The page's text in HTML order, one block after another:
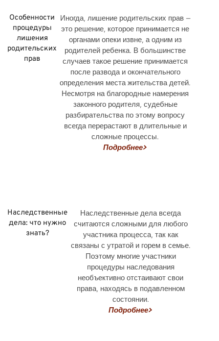
Особенности
процедуры
лишения
родительских
прав
Иногда, лишение родительских прав —
это решение, которое принимается не
органами опеки извне, а одним из
родителей ребенка. В большинстве
случаев такое решение принимается
после развода и окончательного
определения места жительства детей.
Несмотря на благородные намерения
законного родителя, судебные
разбирательства по этому вопросу
всегда перерастают в длительные и
сложные процессы.
Подробнее>
Наследственные
дела: что нужно
знать?
Наследственные дела всегда
считаются сложными для любого
участника процесса, так как
связаны с утратой и горем в семье.
Поэтому многие участники
процедуры наследования
необъективно отстаивают свои
права, находясь в подавленном
состоянии.
Подробнее>